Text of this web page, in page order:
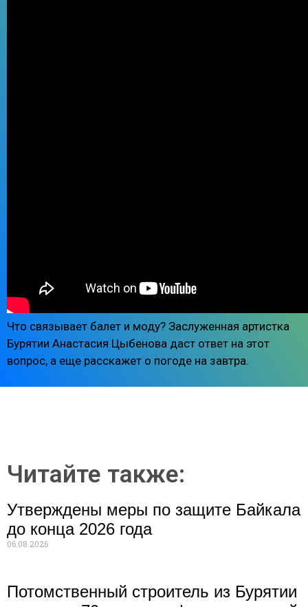
Что связывает балет и моду? Заслуженная артистка
Бурятии Анастасия Цыбенова даст ответ на этот
вопрос, а еще расскажет о погоде на завтра.
Читайте также:
Утверждены меры по защите Байкала
до конца 2026 года
06.08.2026
Потомственный строитель из Бурятии